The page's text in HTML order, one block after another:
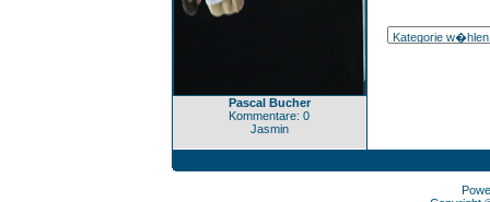
Pascal Bucher
Kommentare: 0
Jasmin